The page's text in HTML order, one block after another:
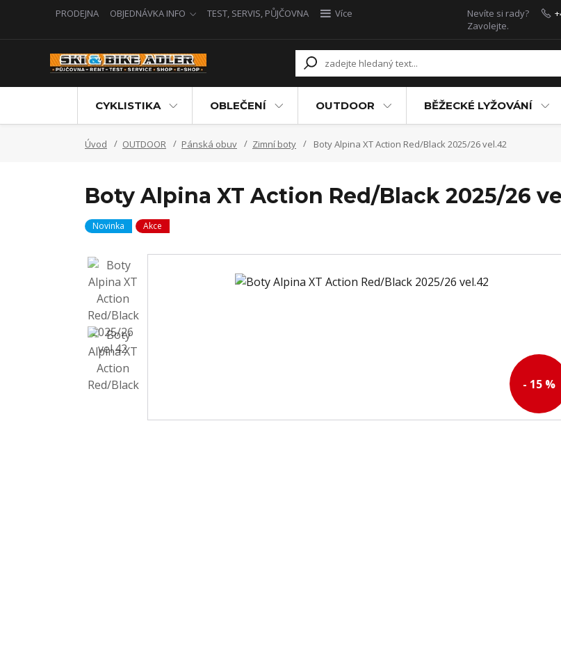
PRODEJNA OBJEDNÁVKA INFO TEST, SERVIS, PŮJČOVNA
Více
Nevíte si rady?
Zavolejte.
CYKLISTIKA OBLEČENÍ OUTDOOR BĚŽECKÉ LYŽOVÁNÍ
Úvod OUTDOOR Pánská obuv Zimní boty Boty Alpina XT Action Red/Black 2025/26 vel.42
Boty Alpina XT Action Red/Black 2025/26
Novinka Akce
- 15 %